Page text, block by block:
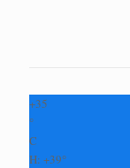
+35
°
C
H: +39°